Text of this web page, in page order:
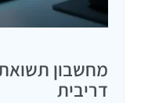
מחשבון
דריבית